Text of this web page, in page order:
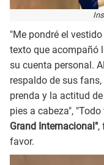
"Me pondré el
texto que acompañó
su cuenta personal.
respaldo de sus
prenda y la actitud
pies a cabeza",
Grand Internacional",
favor.